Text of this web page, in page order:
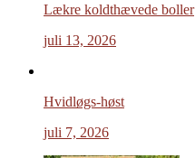
Lækre koldthævede boller
juli 13, 2026
Hvidløgs-høst
juli 7, 2026